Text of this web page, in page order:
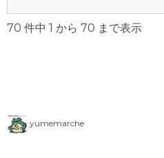
70 件中 1 から 70 まで表示
yumemarche